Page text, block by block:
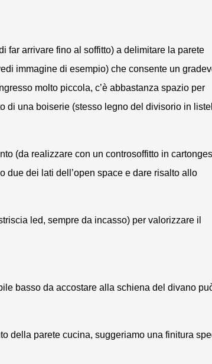
far arrivare fino al soffitto) a delimitare la parete
immagine di esempio) che consente un
molto piccola, c’è abbastanza spazio per
di una boiserie (stesso legno del divisorio in
(da realizzare con un controsoffitto in
due dei lati dell’open space e dare risalto allo
led, sempre da incasso) per valorizzare il
basso da accostare alla schiena del divano
della parete cucina, suggeriamo una finitura